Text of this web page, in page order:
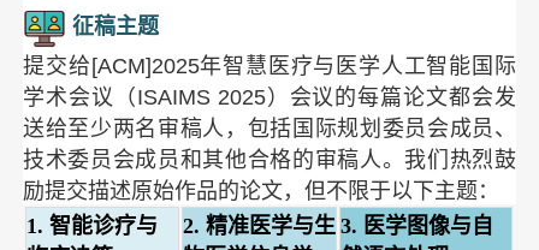
征稿主题
提交给[ACM]2025年智慧医疗与医学人工智能国际
学术会议（ISAIMS 2025）会议的每篇论文都会发
送给至少两名审稿人，包括国际规划委员会成员、
技术委员会成员和其他合格的审稿人。我们热烈鼓
励提交描述原始作品的论文，但不限于以下主题：
1. 智能诊疗与
2. 精准医学与生 3. 医学图像与自